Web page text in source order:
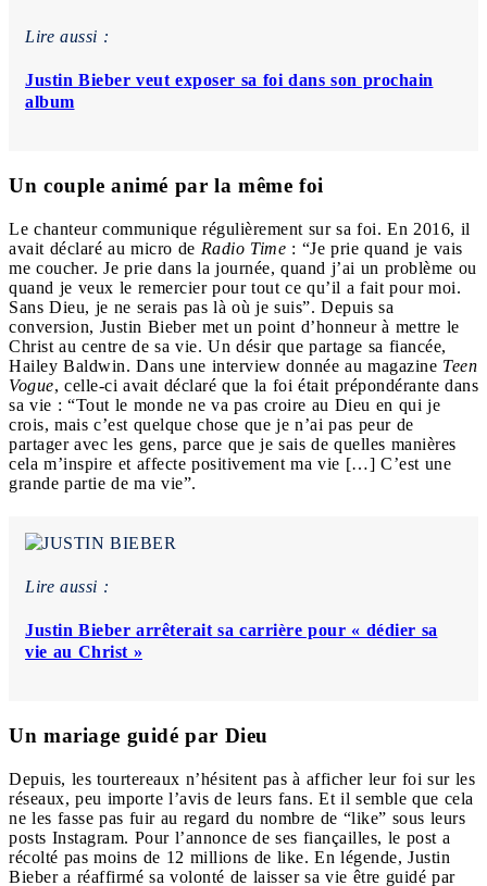
Lire aussi :
Justin Bieber veut exposer sa foi dans son prochain
album
Un couple animé par la même foi
Le chanteur communique régulièrement sur sa foi. En 2016, il
avait déclaré au micro de Radio Time : “Je prie quand je vais
me coucher. Je prie dans la journée, quand j’ai un problème ou
quand je veux le remercier pour tout ce qu’il a fait pour moi.
Sans Dieu, je ne serais pas là où je suis”. Depuis sa
conversion, Justin Bieber met un point d’honneur à mettre le
Christ au centre de sa vie. Un désir que partage sa fiancée,
Hailey Baldwin. Dans une interview donnée au magazine Teen
Vogue, celle-ci avait déclaré que la foi était prépondérante dans
sa vie : “Tout le monde ne va pas croire au Dieu en qui je
crois, mais c’est quelque chose que je n’ai pas peur de
partager avec les gens, parce que je sais de quelles manières
cela m’inspire et affecte positivement ma vie […] C’est une
grande partie de ma vie”.
Lire aussi :
Justin Bieber arrêterait sa carrière pour « dédier sa
vie au Christ »
Un mariage guidé par Dieu
Depuis, les tourtereaux n’hésitent pas à afficher leur foi sur les
réseaux, peu importe l’avis de leurs fans. Et il semble que cela
ne les fasse pas fuir au regard du nombre de “like” sous leurs
posts Instagram. Pour l’annonce de ses fiançailles, le post a
récolté pas moins de 12 millions de like. En légende, Justin
Bieber a réaffirmé sa volonté de laisser sa vie être guidé par